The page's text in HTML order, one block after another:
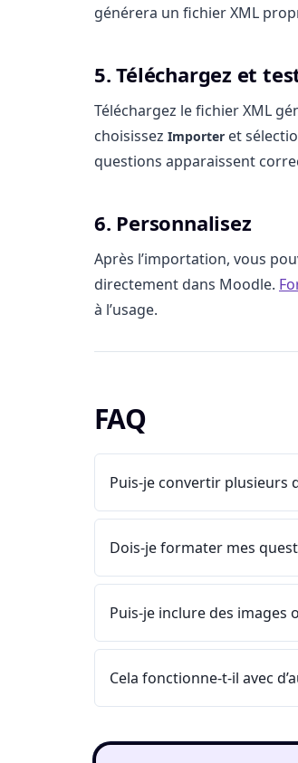
générera un fichier XML
5. Téléchargez et
Téléchargez le fichier XML
choisissez Importer et
questions apparaissent
6. Personnalisez
Après l’importation, vous
directement dans Moodle.
à l’usage.
FAQ
Puis-je convertir plusieurs
Dois-je formater mes
Puis-je inclure des images
Cela fonctionne-t-il avec